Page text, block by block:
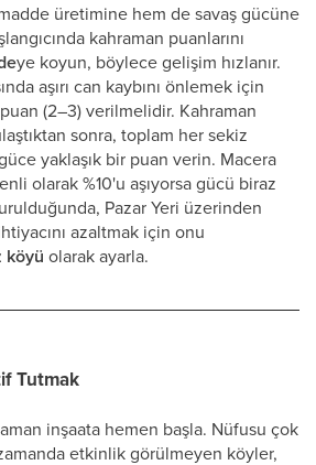
üretimine hem de savaş gücüne
kahraman puanlarını
ye koyun, böylece gelişim hızlanır.
aşırı can kaybını önlemek için
(2–3) verilmelidir. Kahraman
sonra, toplam her sekiz
yaklaşık bir puan verin. Macera
olarak %10'u aşıyorsa gücü biraz
Pazar Yeri üzerinden
azaltmak için onu
köyü olarak ayarla.
Tutmak
inşaata hemen başla. Nüfusu çok
etkinlik görülmeyen köyler,